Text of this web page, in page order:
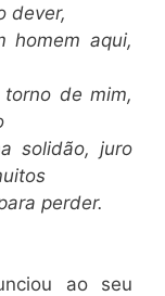
dever,
homem aqui,
de mim,
solidão, juro
perder.
ao seu